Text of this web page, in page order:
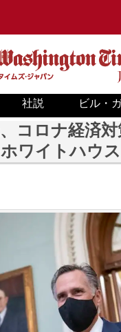
ウス
社説 ビル・
コロナ経済
ワイトハウス